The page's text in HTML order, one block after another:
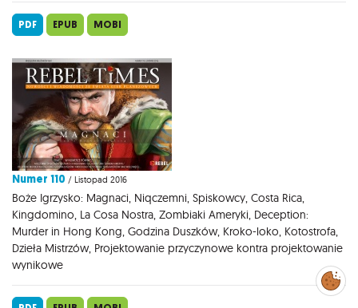
PDF EPUB MOBI
Numer 110 / Listopad 2016
Boże Igrzysko: Magnaci, Niqczemni, Spiskowcy, Costa Rica,
Kingdomino, La Cosa Nostra, Zombiaki Ameryki, Deception:
Murder in Hong Kong, Godzina Duszków, Kroko-loko, Kotostrofa,
Dzieła Mistrzów, Projektowanie przyczynowe kontra projektowanie
wynikowe
Zarządzaj
preferencjami
cookies